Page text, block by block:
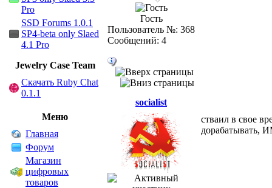
Pro
SSD Forums 1.0.1
SP4-beta only Slaed
4.1 Pro
Jewelry Сase Team
Скачать Ruby Chat
0.1.1
Меню
Главная
Форум
Магазин
цифровых
товаров
Гость
Пользователь №: 368
Сообщений: 4
socialist
стваил в свое
дорабатывать,